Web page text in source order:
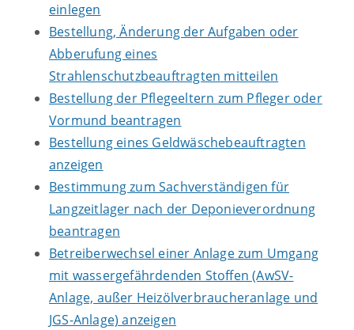
einlegen
Bestellung, Änderung der Aufgaben oder
Abberufung eines
Strahlenschutzbeauftragten mitteilen
Bestellung der Pflegeeltern zum Pfleger oder
Vormund beantragen
Bestellung eines Geldwäschebeauftragten
anzeigen
Bestimmung zum Sachverständigen für
Langzeitlager nach der Deponieverordnung
beantragen
Betreiberwechsel einer Anlage zum Umgang
mit wassergefährdenden Stoffen (AwSV-
Anlage, außer Heizölverbraucheranlage und
JGS-Anlage) anzeigen